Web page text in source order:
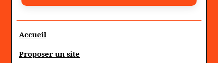
Accueil
Proposer un site